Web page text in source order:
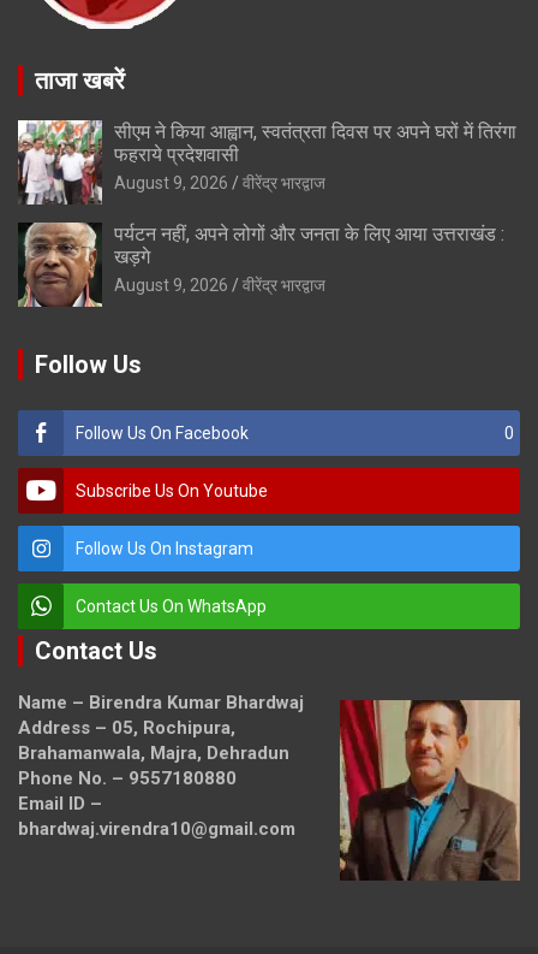
ताजा खबरें
सीएम ने किया आह्वान, स्वतंत्रता दिवस पर अपने घरों में तिरंगा
फहराये प्रदेशवासी
August 9, 2026 वीरेंद्र भारद्वाज
पर्यटन नहीं, अपने लोगों और जनता के लिए आया उत्तराखंड :
खड़गे
August 9, 2026 वीरेंद्र भारद्वाज
Follow Us
Follow Us On Facebook 0
Subscribe Us On Youtube
Follow Us On Instagram
Contact Us On WhatsApp
Contact Us
Name – Birendra Kumar Bhardwaj
Address – 05, Rochipura,
Brahamanwala, Majra, Dehradun
Phone No. – 9557180880
Email ID –
bhardwaj.virendra10@gmail.com